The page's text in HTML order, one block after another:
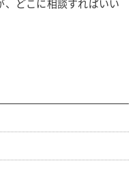
どこに相談すればいい